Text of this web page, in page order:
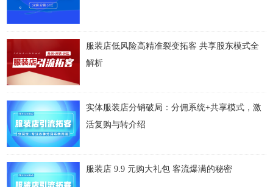
服装店低风险高精准裂变拓客 共享股东模式全
解析
实体服装店分销破局：分佣系统+共享模式，激
活复购与转介绍
服装店 9.9 元购大礼包 客流爆满的秘密